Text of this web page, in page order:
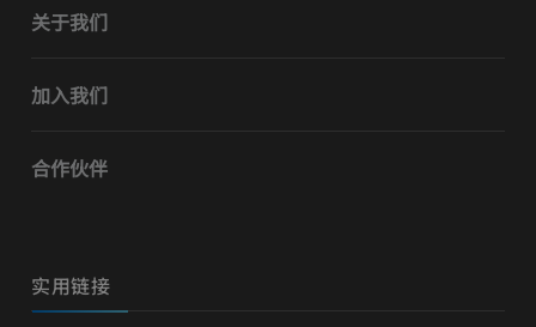
关于我们
加入我们
合作伙伴
实用链接